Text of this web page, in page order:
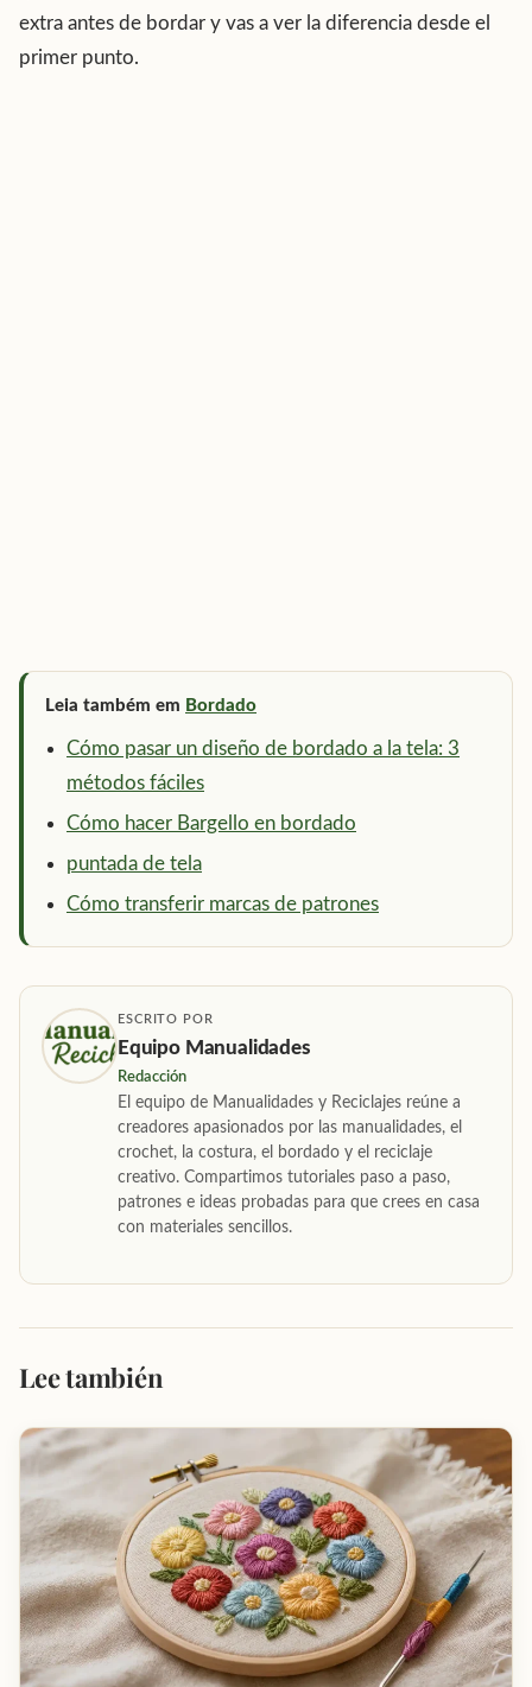
extra antes de bordar y vas a ver la diferencia desde el
primer punto.
Leia também em Bordado
Cómo pasar un diseño de bordado a la tela: 3
métodos fáciles
Cómo hacer Bargello en bordado
puntada de tela
Cómo transferir marcas de patrones
ESCRITO POR
Equipo Manualidades
Redacción
El equipo de Manualidades y Reciclajes reúne a
creadores apasionados por las manualidades, el
crochet, la costura, el bordado y el reciclaje
creativo. Compartimos tutoriales paso a paso,
patrones e ideas probadas para que crees en casa
con materiales sencillos.
Lee también